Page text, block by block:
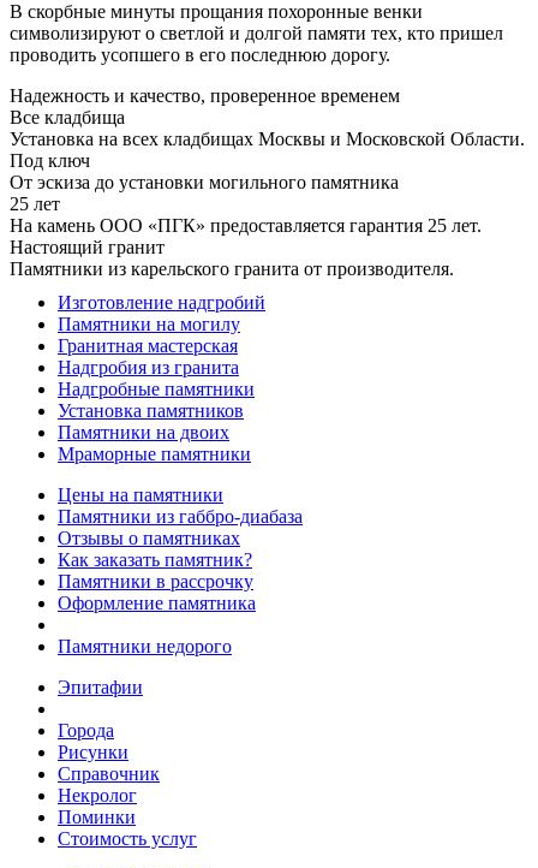
В скорбные минуты прощания похоронные венки
символизируют о светлой и долгой памяти тех, кто пришел
проводить усопшего в его последнюю дорогу.
Надежность и качество, проверенное временем
Все кладбища
Установка на всех кладбищах Москвы и Московской Области.
Под ключ
От эскиза до установки могильного памятника
25 лет
На камень ООО «ПГК» предоставляется гарантия 25 лет.
Настоящий гранит
Памятники из карельского гранита от производителя.
Изготовление надгробий
Памятники на могилу
Гранитная мастерская
Надгробия из гранита
Надгробные памятники
Установка памятников
Памятники на двоих
Мраморные памятники
Цены на памятники
Памятники из габбро-диабаза
Отзывы о памятниках
Как заказать памятник?
Памятники в рассрочку
Оформление памятника
Памятники недорого
Эпитафии
Города
Рисунки
Справочник
Некролог
Поминки
Стоимость услуг